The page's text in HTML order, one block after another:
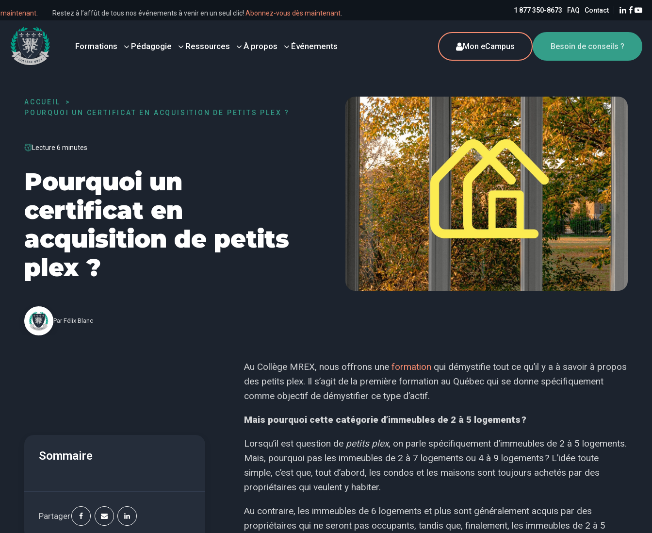
maintenant Restez à l’affût de tous nos événements à venir en un seul clic!Abonnez-vous dès maintenant 1 877 350-8673 FAQ Contact
Formations Pédagogie Ressources À propos Événements Mon eCampus Besoin de conseils ?
ACCUEIL
POURQUOI UN CERTIFICAT EN ACQUISITION DE PETITS PLEX ?
Lecture 6 minutes
Pourquoi un
certificat en
acquisition de petits
plex ?
Par Félix Blanc
Sommaire
Partager
Au Collège MREX, nous offrons uneformation qui démystifie tout ce qu’il y a à savoir à propos
des petits plex. Il s’agit de la première formation au Québec qui se donne spécifiquement
comme objectif de démystifier ce type d’actif.
Mais pourquoi cette catégorie d’immeubles de 2 à 5 logements ?
Lorsqu’il est question de petits plex, on parle spécifiquement d’immeubles de 2 à 5 logements.
Mais, pourquoi pas les immeubles de 2 à 7 logements ou 4 à 9 logements ? L’idée toute
simple, c’est que, tout d’abord, les condos et les maisons sont toujours achetés par des
propriétaires qui veulent y habiter.
Au contraire, les immeubles de 6 logements et plus sont généralement acquis par des
propriétaires qui ne seront pas occupants, tandis que, finalement, les immeubles de 2 à 5